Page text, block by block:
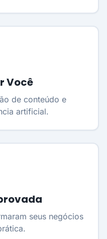
Você
de conteúdo e
artificial.
seus negócios